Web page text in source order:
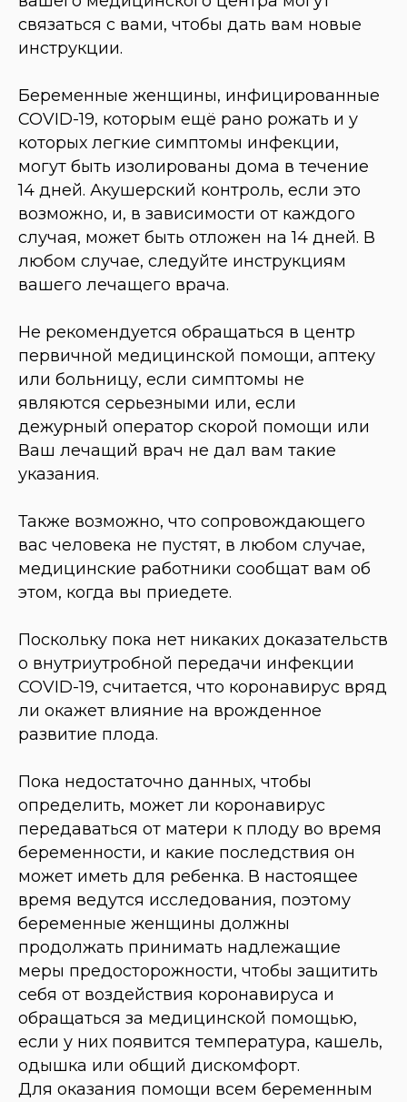
связаться с вами, чтобы дать вам новые
инструкции.
Беременные женщины, инфицированные
COVID-19, которым ещё рано рожать и у
которых легкие симптомы инфекции,
могут быть изолированы дома в течение
14 дней. Акушерский контроль, если это
возможно, и, в зависимости от каждого
случая, может быть отложен на 14 дней. В
любом случае, следуйте инструкциям
вашего лечащего врача.
Не рекомендуется обращаться в центр
первичной медицинской помощи, аптеку
или больницу, если симптомы не
являются серьезными или, если
дежурный оператор скорой помощи или
Ваш лечащий врач не дал вам такие
указания.
Также возможно, что сопровождающего
вас человека не пустят, в любом случае,
медицинские работники сообщат вам об
этом, когда вы приедете.
Поскольку пока нет никаких доказательств
о внутриутробной передачи инфекции
COVID-19, считается, что коронавирус вряд
ли окажет влияние на врожденное
развитие плода.
Пока недостаточно данных, чтобы
определить, может ли коронавирус
передаваться от матери к плоду во время
беременности, и какие последствия он
может иметь для ребенка. В настоящее
время ведутся исследования, поэтому
беременные женщины должны
продолжать принимать надлежащие
меры предосторожности, чтобы защитить
себя от воздействия коронавируса и
обращаться за медицинской помощью,
если у них появится температура, кашель,
одышка или общий дискомфорт.
Для оказания помощи всем беременным